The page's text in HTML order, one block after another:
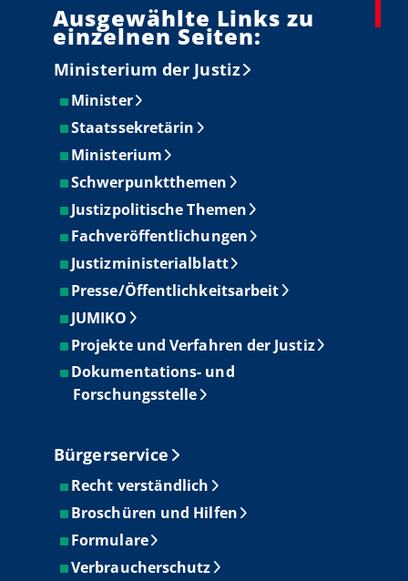
Ausgewählte Links zu
einzelnen Seiten:
Ministerium der Justiz
Minister
Staatssekretärin
Ministerium
Schwerpunktthemen
Justizpolitische Themen
Fachveröffentlichungen
Justizministerialblatt
Presse/Öffentlichkeitsarbeit
JUMIKO
Projekte und Verfahren der Justiz
Dokumentations- und
Forschungsstelle
Bürgerservice
Recht verständlich
Broschüren und Hilfen
Formulare
Verbraucherschutz